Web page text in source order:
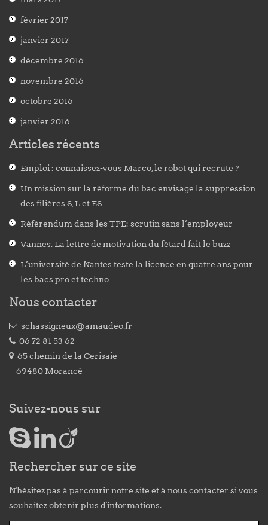
février 2017
janvier 2017
décembre 2016
novembre 2016
octobre 2016
janvier 2016
Articles récents
Emploi : connaissez-vous Marco, le robot qui recrute ?
Un mission sur la réforme du bac envisage la suppression
des filières S, L et ES
Référendum dans les TPE: scrutin sans l’employeur
Vannes. La lettre de motivation du fêtard fait le buzz
L’université de Nantes teste la licence en quatre ans pour
les bacs pro et techno
Nous contacter
schassigneux@amaudeo.fr
06 72 81 53 62
65 chemin de la Cerisaie
69480 Morancé
Suivez-nous sur
Rechercher sur ce site
N'hésitez pas à parcourir notre site et à nous contacter si vous
souhaitez obtenir plus d'informations.